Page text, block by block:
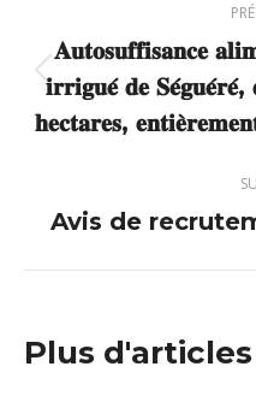
article
𝐀𝐮𝐭𝐨𝐬𝐮𝐟𝐟𝐢𝐬𝐚𝐧𝐜𝐞
𝐢𝐫𝐫𝐢𝐠𝐮𝐞́ 𝐝𝐞 𝐒𝐞́𝐠𝐮𝐞́𝐫𝐞́,
𝐡𝐞𝐜𝐭𝐚𝐫𝐞𝐬,
Avis de
Plus d'articles